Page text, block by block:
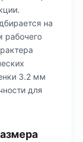
на
рабочего
3.2 мм
для